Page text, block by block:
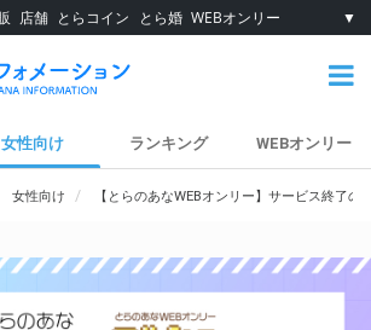
店舗 とらコイン とら婚 WEBオンリー ▼
女性向け ランキング WEBオンリー
女性向け 【とらのあなWEBオンリー】サービス終了の